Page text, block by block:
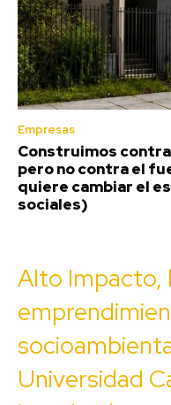
Empresas
Construimos
pero no contra el
quiere cambiar el
sociales)
Alto Impacto,
Universidad